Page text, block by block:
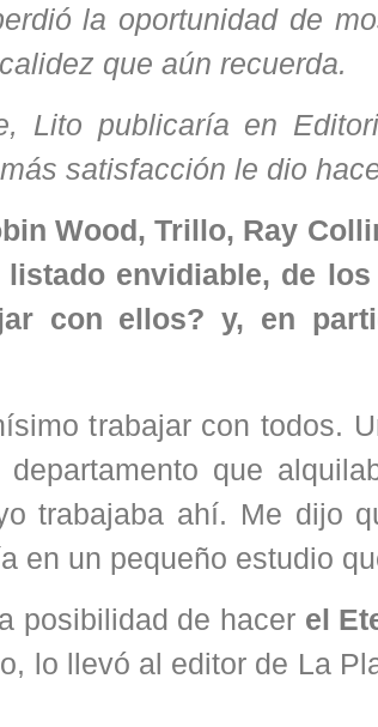
la oportunidad de
que aún recuerda.
Lito publicaría en
satisfacción le dio
Wood, Trillo, Ray
envidiable, de
con ellos? y, en
trabajar con todos.
que
trabajaba ahí. Me dijo
en un pequeño estudio
posibilidad de hacer el
lo llevó al editor de La